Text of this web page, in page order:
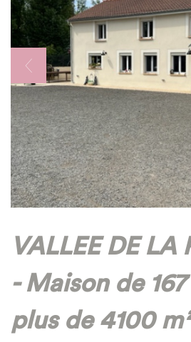
VALLEE DE LA REMARDE
- Maison de
plus de 4100